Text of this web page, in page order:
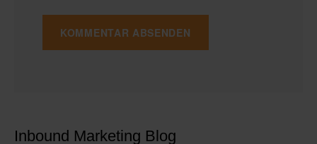
Inbound Marketing Blog